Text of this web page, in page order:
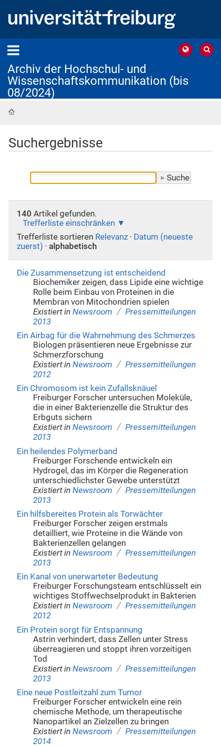
Archiv der Hochschul- und
Wissenschaftskommunikation (bis
08/2024)
Suchergebnisse
140 Artikel gefunden.
Trefferliste einschränken
Trefferliste sortieren Relevanz · Datum (neueste
zuerst) · alphabetisch
Die Zusammensetzung ist entscheidend
Biochemiker zeigen, dass Lipide eine wichtige
Rolle beim Einbau von Proteinen in die
Membran von Mitochondrien spielen
Existiert in Newsroom / Pressemitteilungen
2013
Ein Airbag für die Wahrnehmung des Schmerzes
Biologen präsentieren neue Ergebnisse zur
Schmerzforschung
Existiert in Newsroom / Pressemitteilungen
2012
Ein Chromosom ist kein Zufallsknäuel
Freiburger Forscher untersuchen Moleküle,
die in einer Bakterienzelle die Struktur des
Erbguts sichern
Existiert in Newsroom / Pressemitteilungen
2013
Ein heilendes Polymerband
Freiburger Forschende entwickeln ein
Hydrogel, das im Körper die Regeneration
unterschiedlichster Gewebe unterstützt
Existiert in Newsroom / Pressemitteilungen
2013
Ein hilfsbereites Protein als Torwächter
Freiburger Forscher zeigen erstmals
detailliert, wie Proteine in die Wände von
Bakterienzellen gelangen
Existiert in Newsroom / Pressemitteilungen
2013
Ein Kanal von unerwarteter Bedeutung
Freiburger Forschungsteam entschlüsselt ein
wichtiges Stoffwechselprodukt in Bakterien
Existiert in Newsroom / Pressemitteilungen
2012
Ein Protein sorgt für Entspannung
Astrin verhindert, dass Zellen unter Stress
überreagieren und stoppt ihren vorzeitigen
Tod
Existiert in Newsroom / Pressemitteilungen
2013
Eine neue Postleitzahl zum Tumor
Freiburger Forscher entwickeln eine rein
chemische Methode, um therapeutische
Nanopartikel an Zielzellen zu bringen
Existiert in Newsroom / Pressemitteilungen
2014